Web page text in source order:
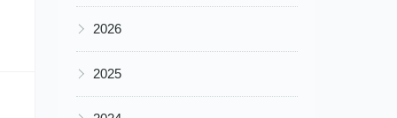
▶ 2026
▶ 2025